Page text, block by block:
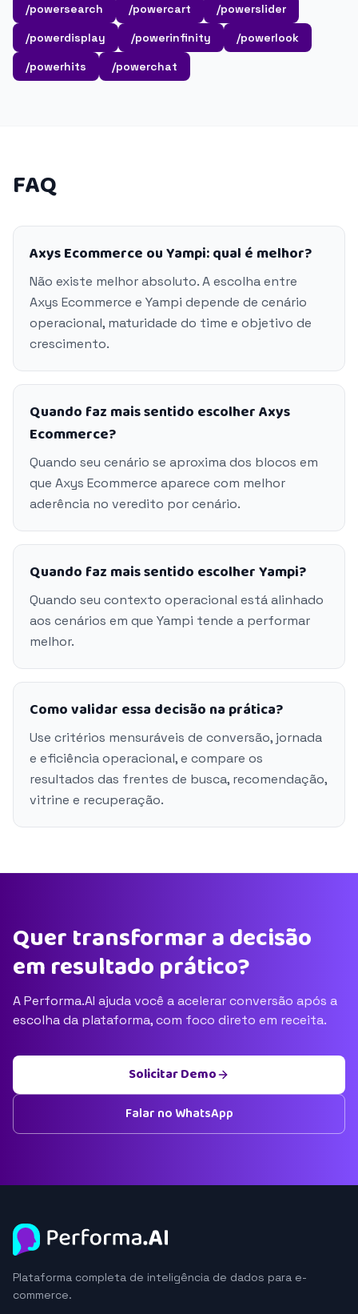
/powersearch /powercart
/powerslider
/powerdisplay
/powerinfinity
/powerlook
/powerhits
/powerchat
FAQ
Axys Ecommerce ou Yampi: qual é melhor?
Não existe melhor absoluto. A escolha entre
Axys Ecommerce e Yampi depende de cenário
operacional, maturidade do time e objetivo de
crescimento.
Quando faz mais sentido escolher Axys
Ecommerce?
Quando seu cenário se aproxima dos blocos em
que Axys Ecommerce aparece com melhor
aderência no veredito por cenário.
Quando faz mais sentido escolher Yampi?
Quando seu contexto operacional está alinhado
aos cenários em que Yampi tende a performar
melhor.
Como validar essa decisão na prática?
Use critérios mensuráveis de conversão, jornada
e eficiência operacional, e compare os
resultados das frentes de busca, recomendação,
vitrine e recuperação.
Quer transformar a decisão
em resultado prático?
A Performa.AI ajuda você a acelerar conversão após a
escolha da plataforma, com foco direto em receita.
Solicitar Demo
Falar no WhatsApp
Plataforma completa de inteligência de dados para e-
commerce.